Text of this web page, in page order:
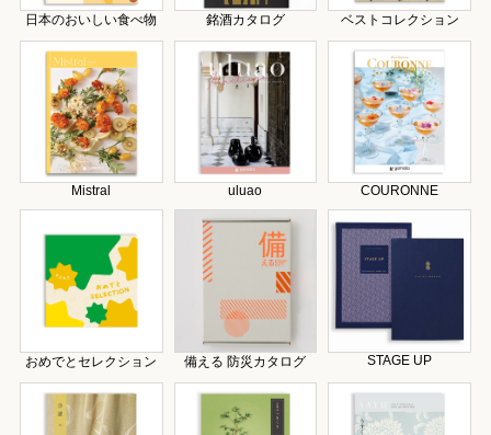
日本のおいしい食べ物 銘酒カタログ ベストコレクション
Mistral uluao COURONNE
おめでとセレクション 備える 防災カタログ STAGE UP